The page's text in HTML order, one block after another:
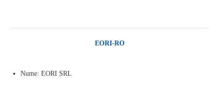
EORI-RO
Nume: EORI SRL